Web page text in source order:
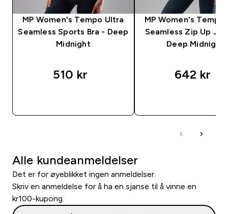
MP Women's Tempo Ultra
Seamless Sports Bra - Deep
Midnight
510 kr‎
MP Women's Tempo
Seamless Zip Up
Deep Midnight
642 kr‎
Alle kundeanmeldelser
Det er for øyeblikket ingen anmeldelser.
Skriv en anmeldelse for å ha en sjanse til å vinne en
kr100-kupong.